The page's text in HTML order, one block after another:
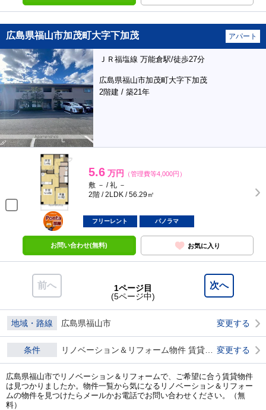
広島県福山市加茂町大字下加茂 アパート
ＪＲ福塩線 万能倉駅/徒歩27分
広島県福山市加茂町大字下加茂
2階建 / 築21年
5.6 万円 （管理費等4,000円）
敷 － / 礼 －
2階 / 2LDK / 56.29㎡
ポンタ
部屋
フリーレント パノラマ
お問い合わせ(無料) お気に入り
前へ 次へ
1ページ目
(5ページ中)
地域・路線 広島県福山市 変更する
条件 変更する
広島県福山市でリノベーション＆リフォームで、ご希望に合う賃貸物件
は見つかりましたか。物件一覧から気になるリノベーション＆リフォー
ムの物件を見つけたらメールかお電話でお問い合わせください。（無
料）